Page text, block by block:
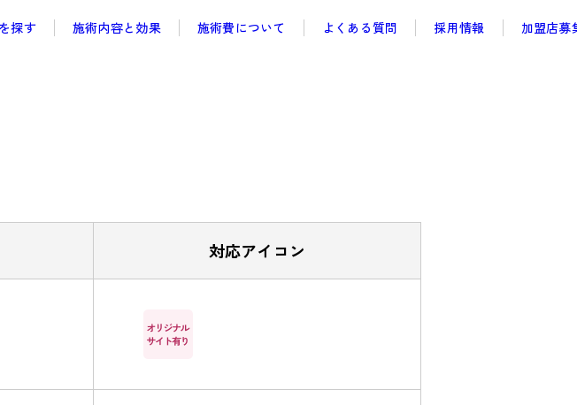
探す 施術内容と効果 施術費について よくある質問 採用情報 加盟店募
対応アイコン